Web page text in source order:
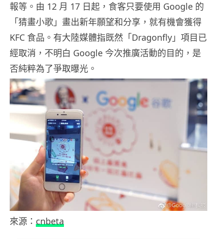
報等。由 12 月 17 日起，食客只要使用 Google 的
「猜畫小歌」畫出新年願望和分享，就有機會獲得
KFC 食品。有大陸媒體指既然「Dragonfly」項目已
經取消，不明白 Google 今次推廣活動的目的，是
否純粹為了爭取曝光。
來源： cnbeta